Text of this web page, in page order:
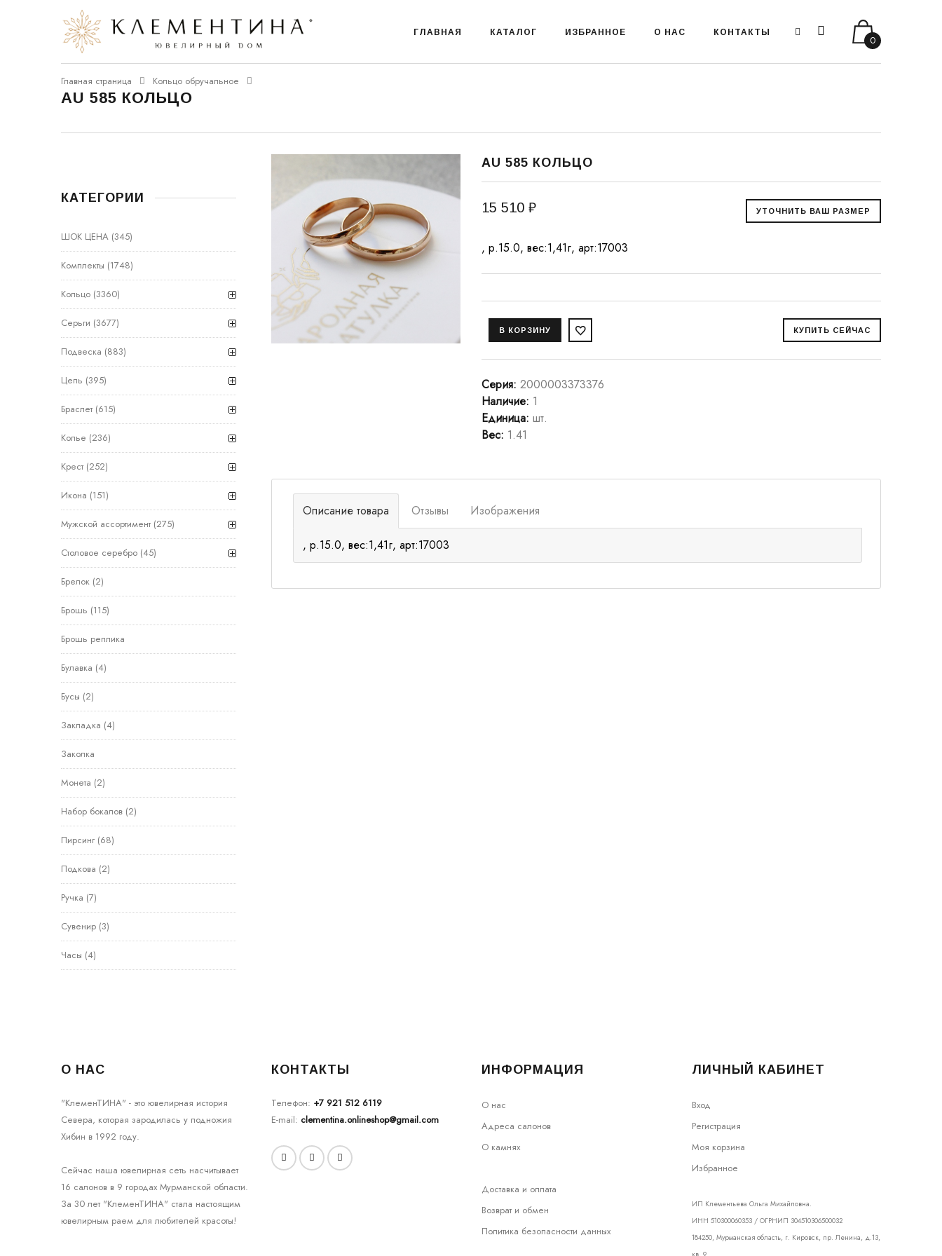
0
ГЛАВНАЯ КАТАЛОГ ИЗБРАННОЕ О НАС КОНТАКТЫ
Главная страница Кольцо обручальное
AU 585 КОЛЬЦО
AU 585 КОЛЬЦО
15 510 ₽
, р.15.0, вес:1,41г, арт:17003
Серия: 2000003373376
Наличие: 1
Единица: шт.
Вес: 1.41
Описание товара
, р.15.0, вес:1,41г, арт:17003
Отзывы Изображения
КАТЕГОРИИ
ШОК ЦЕНА (345)
Комплекты (1748)
Кольцо (3360)
Серьги (3677)
Подвеска (883)
Цепь (395)
Браслет (615)
Колье (236)
Крест (252)
Икона (151)
Мужской ассортимент (275)
Столовое серебро (45)
Брелок (2)
Брошь (115)
Брошь реплика
Булавка (4)
Бусы (2)
Закладка (4)
Заколка
Монета (2)
Набор бокалов (2)
Пирсинг (68)
Подкова (2)
Ручка (7)
Сувенир (3)
Часы (4)
О НАС
"КлеменТИНА" - это ювелирная история
Севера, которая зародилась у подножия
Хибин в 1992 году.
Сейчас наша ювелирная сеть насчитывает
16 салонов в 9 городах Мурманской области.
За 30 лет "КлеменТИНА" стала настоящим
ювелирным раем для любителей красоты!
КОНТАКТЫ
Телефон: +7 921 512 6119
E-mail: clementina.onlineshop@gmail.com
ИНФОРМАЦИЯ
О нас
Адреса салонов
О камнях
Доставка и оплата
Возврат и обмен
Политика безопасности данных
ЛИЧНЫЙ КАБИНЕТ
Вход
Регистрация
Моя корзина
Избранное
ИП Клементьева Ольга Михайловна.
ИНН 510300060353 / ОГРНИП 304510306500032
184250, Мурманская область, г. Кировск, пр. Ленина, д.13,